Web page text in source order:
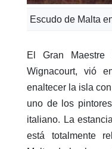
Escudo de Malta
El Gran
Wignacourt, vió
enaltecer la isla
uno de los
italiano. La
está totalmente